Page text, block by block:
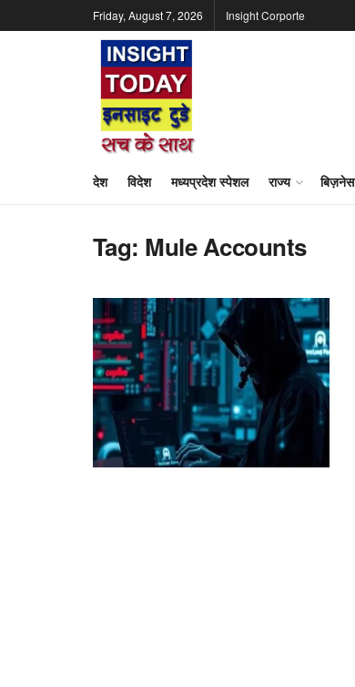
Friday, August 7, 2026 Insight Corporte
देश विदेश मध्यप्रदेश स्पेशल राज्य बिज़नेस
Tag: Mule Accounts